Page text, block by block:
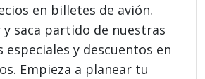
en billetes de avión.
saca partido de nuestras
y descuentos en
Empieza a planear tu